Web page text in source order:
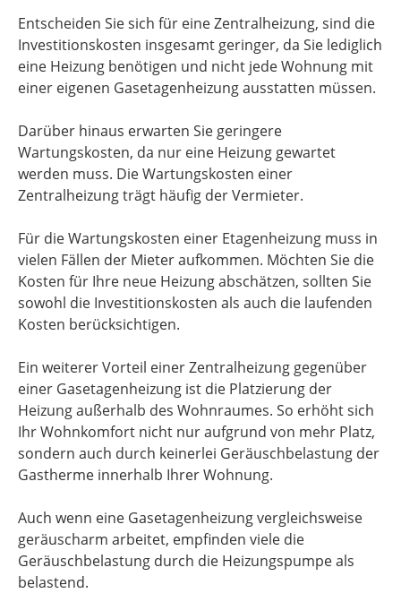
Entscheiden Sie sich für eine Zentralheizung, sind die
Investitionskosten insgesamt geringer, da Sie lediglich
eine Heizung benötigen und nicht jede Wohnung mit
einer eigenen Gasetagenheizung ausstatten müssen.
Darüber hinaus erwarten Sie geringere
Wartungskosten, da nur eine Heizung gewartet
werden muss. Die Wartungskosten einer
Zentralheizung trägt häufig der Vermieter.
Für die Wartungskosten einer Etagenheizung muss in
vielen Fällen der Mieter aufkommen. Möchten Sie die
Kosten für Ihre neue Heizung abschätzen, sollten Sie
sowohl die Investitionskosten als auch die laufenden
Kosten berücksichtigen.
Ein weiterer Vorteil einer Zentralheizung gegenüber
einer Gasetagenheizung ist die Platzierung der
Heizung außerhalb des Wohnraumes. So erhöht sich
Ihr Wohnkomfort nicht nur aufgrund von mehr Platz,
sondern auch durch keinerlei Geräuschbelastung der
Gastherme innerhalb Ihrer Wohnung.
Auch wenn eine Gasetagenheizung vergleichsweise
geräuscharm arbeitet, empfinden viele die
Geräuschbelastung durch die Heizungspumpe als
belastend.